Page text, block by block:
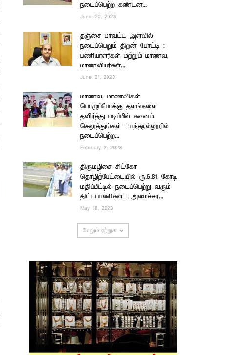
நடைப்பெற்ற கண்டன...
June 20, 2023
தஞ்சை மாவட்ட அளவில்
நடைப்பெறும் திறன் போட்டி :
பணியாளர்கள் மற்றும் மாணவ,
மாணவியர்கள்...
June 21, 2023
மாணவ, மாணவிகள்
பொழுப்போக்கு தளங்களை
தவிர்த்து படிப்பில் கவனம்
செலுத்துங்கள் : பந்தநல்லூரில்
நடைப்பெற்ற...
February 2, 2023
திருமழிசை சிட்கோ
தொழிற்பேட்டையில் ரூ.6.81 கோடி
மதிப்பீட்டில் நடைப்பெற்று வரும்
திட்டப்பணிகள் : அமைச்சர்...
May 18, 2023
மேலும் ஏற்றுக